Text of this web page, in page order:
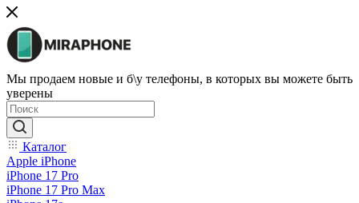
Мы продаем новые и б\у телефоны, в которых вы можете быть
уверены
Каталог
Apple iPhone
iPhone 17 Pro
iPhone 17 Pro Max